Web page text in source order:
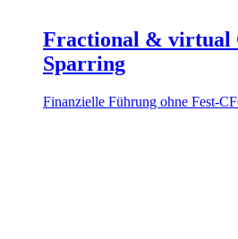
Fractional & virtual
Sparring
Finanzielle Führung ohne Fest-